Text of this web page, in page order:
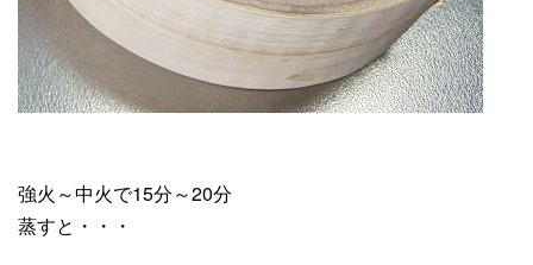
強火～中火で15分～20分
蒸すと・・・